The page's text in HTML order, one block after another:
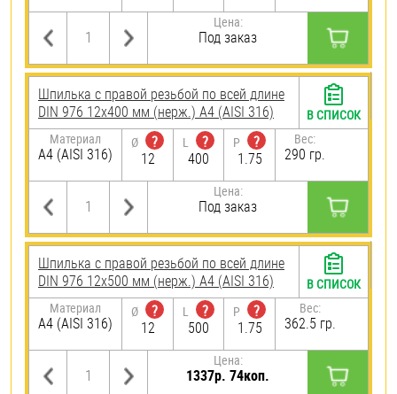
Цена:
Под заказ
Шпилька с правой резьбой по всей длине
DIN 976 12х400 мм (нерж.) A4 (AISI 316)
Материал
A4 (AISI 316)
Ø
?
12
L
?
400
P
?
1.75
Вес:
290 гр.
Цена:
Под заказ
В СПИСОК
Шпилька с правой резьбой по всей длине
DIN 976 12х500 мм (нерж.) A4 (AISI 316)
Материал
A4 (AISI 316)
Ø
?
12
L
?
500
P
?
1.75
Вес:
362.5 гр.
Цена:
1337р. 74коп.
В СПИСОК